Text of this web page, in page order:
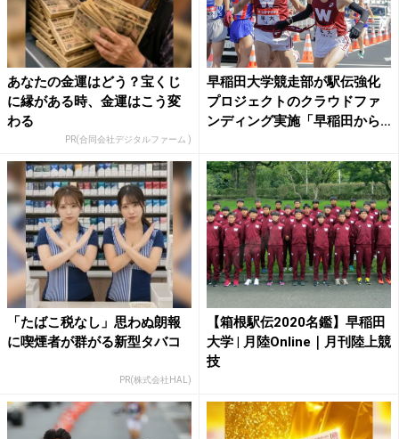
あなたの金運はどう？宝くじ
に縁がある時、金運はこう変
わる
PR(合同会社デジタルファーム )
早稲田大学競走部が駅伝強化
プロジェクトのクラウドファ
ンディング実施「早稲田から
「たばこ税なし」思わぬ朗報
に喫煙者が群がる新型タバコ
PR(株式会社HAL)
【箱根駅伝2020名鑑】早稲田
大学 | 月陸Online｜月刊陸上競
技